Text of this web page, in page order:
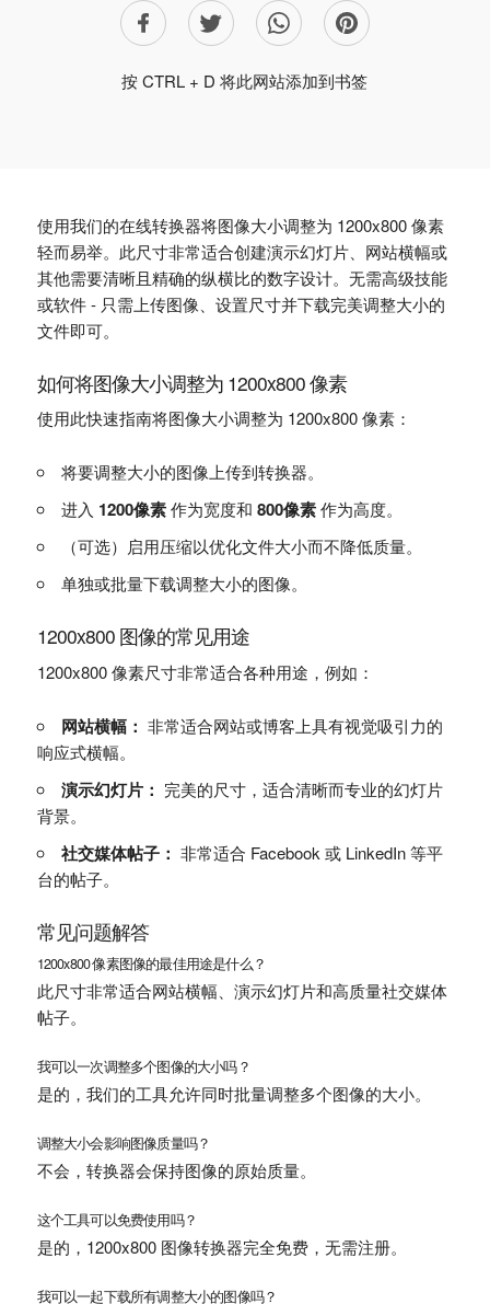
按 CTRL + D 将此网站添加到书签
使用我们的在线转换器将图像大小调整为 1200x800 像素
轻而易举。此尺寸非常适合创建演示幻灯片、网站横幅或
其他需要清晰且精确的纵横比的数字设计。无需高级技能
或软件 - 只需上传图像、设置尺寸并下载完美调整大小的
文件即可。
如何将图像大小调整为 1200x800 像素
使用此快速指南将图像大小调整为 1200x800 像素：
将要调整大小的图像上传到转换器。
进入 1200像素作为宽度和 800像素作为高度。
（可选）启用压缩以优化文件大小而不降低质量。
单独或批量下载调整大小的图像。
1200x800 图像的常见用途
1200x800 像素尺寸非常适合各种用途，例如：
网站横幅： 非常适合网站或博客上具有视觉吸引力的
响应式横幅。
演示幻灯片： 完美的尺寸，适合清晰而专业的幻灯片
背景。
社交媒体帖子： 非常适合 Facebook 或 LinkedIn 等平
台的帖子。
常见问题解答
1200x800 像素图像的最佳用途是什么？
此尺寸非常适合网站横幅、演示幻灯片和高质量社交媒体
帖子。
我可以一次调整多个图像的大小吗？
是的，我们的工具允许同时批量调整多个图像的大小。
调整大小会影响图像质量吗？
不会，转换器会保持图像的原始质量。
这个工具可以免费使用吗？
是的，1200x800 图像转换器完全免费，无需注册。
我可以一起下载所有调整大小的图像吗？